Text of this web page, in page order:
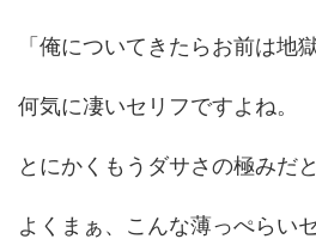
「俺についてきたらお前は地
何気に凄いセリフですよね。
とにかくもうダサさの極みだ
よくまぁ、こんな薄っぺらい